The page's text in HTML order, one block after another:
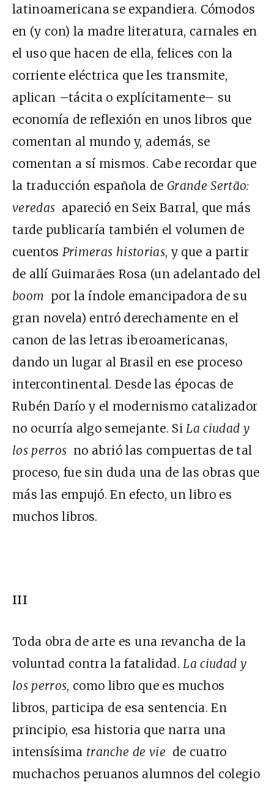
latinoamericana se expandiera. Cómodos
en (y con) la madre literatura, carnales en
el uso que hacen de ella, felices con la
corriente eléctrica que les transmite,
aplican –tácita o explícitamente– su
economía de reflexión en unos libros que
comentan al mundo y, además, se
comentan a sí mismos. Cabe recordar que
la traducción española de Grande Sertão:
veredas apareció en Seix Barral, que más
tarde publicaría también el volumen de
cuentos Primeras historias, y que a partir
de allí Guimarães Rosa (un adelantado del
boom por la índole emancipadora de su
gran novela) entró derechamente en el
canon de las letras iberoamericanas,
dando un lugar al Brasil en ese proceso
intercontinental. Desde las épocas de
Rubén Darío y el modernismo catalizador
no ocurría algo semejante. SiLa ciudad y
los perros no abrió las compuertas de tal
proceso, fue sin duda una de las obras que
más las empujó. En efecto, un libro es
muchos libros.
III
Toda obra de arte es una revancha de la
voluntad contra la fatalidad.La ciudad y
los perros, como libro que es muchos
libros, participa de esa sentencia. En
principio, esa historia que narra una
intensísima tranche de vie de cuatro
muchachos peruanos alumnos del colegio